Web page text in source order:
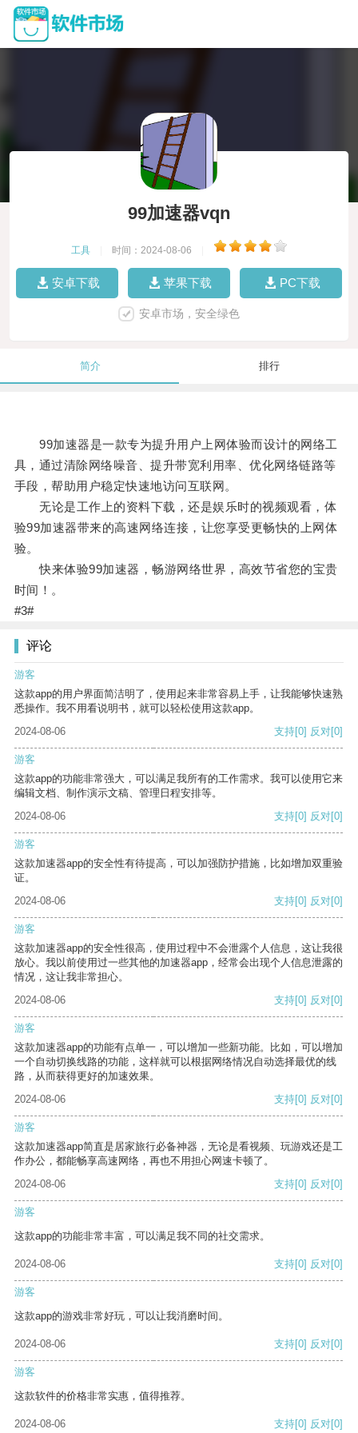
99加速器vqn
工具 时间：2024-08-06
安卓下载 苹果下载 PC下载
安卓市场，安全绿色
简介 排行
99加速器是一款专为提升用户上网体验而设计的网络工
具，通过清除网络噪音、提升带宽利用率、优化网络链路等
手段，帮助用户稳定快速地访问互联网。
无论是工作上的资料下载，还是娱乐时的视频观看，体
验99加速器带来的高速网络连接，让您享受更畅快的上网体
验。
快来体验99加速器，畅游网络世界，高效节省您的宝贵
时间！。
#3#
评论
游客
这款app的用户界面简洁明了，使用起来非常容易上手，让我能够快速熟
悉操作。我不用看说明书，就可以轻松使用这款app。
2024-08-06
支持[0] 反对[0]
游客
这款app的功能非常强大，可以满足我所有的工作需求。我可以使用它来
编辑文档、制作演示文稿、管理日程安排等。
2024-08-06
支持[0] 反对[0]
游客
这款加速器app的安全性有待提高，可以加强防护措施，比如增加双重验
证。
2024-08-06
支持[0] 反对[0]
游客
这款加速器app的安全性很高，使用过程中不会泄露个人信息，这让我很
放心。我以前使用过一些其他的加速器app，经常会出现个人信息泄露的
情况，这让我非常担心。
2024-08-06
支持[0] 反对[0]
游客
这款加速器app的功能有点单一，可以增加一些新功能。比如，可以增加
一个自动切换线路的功能，这样就可以根据网络情况自动选择最优的线
路，从而获得更好的加速效果。
2024-08-06
支持[0] 反对[0]
游客
这款加速器app简直是居家旅行必备神器，无论是看视频、玩游戏还是工
作办公，都能畅享高速网络，再也不用担心网速卡顿了。
2024-08-06
支持[0] 反对[0]
游客
这款app的功能非常丰富，可以满足我不同的社交需求。
2024-08-06 支持[0] 反对[0]
游客
这款app的游戏非常好玩，可以让我消磨时间。
2024-08-06 支持[0] 反对[0]
游客
这款软件的价格非常实惠，值得推荐。
2024-08-06 支持[0] 反对[0]